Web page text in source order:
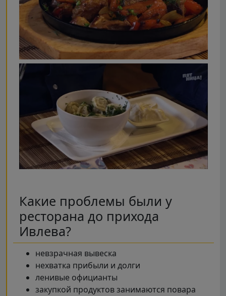
Какие проблемы были у
ресторана до прихода
Ивлева?
невзрачная вывеска
нехватка прибыли и долги
ленивые официанты
закупкой продуктов занимаются повара